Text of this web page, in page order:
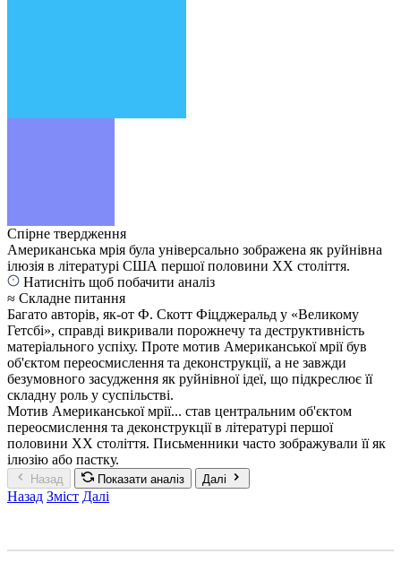
Спірне твердження
Американська мрія була універсально зображена як руйнівна
ілюзія в літературі США першої половини XX століття.
Натисніть щоб побачити аналіз
≈ Складне питання
Багато авторів, як-от Ф. Скотт Фіцджеральд у «Великому
Гетсбі», справді викривали порожнечу та деструктивність
матеріального успіху. Проте мотив Американської мрії був
об'єктом переосмислення та деконструкції, а не завжди
безумовного засудження як руйнівної ідеї, що підкреслює її
складну роль у суспільстві.
Мотив Американської мрії... став центральним об'єктом
переосмислення та деконструкції в літературі першої
половини XX століття. Письменники часто зображували її як
ілюзію або пастку.
Назад Показати аналіз Далі
Назад Зміст Далі